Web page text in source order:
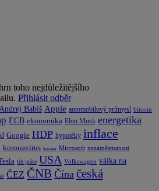
toho nejdůležitějšího
Přihlásit odběr
Babiš Apple automobilový průmysl bitcoin
ECB ekonomika Elon Musk energetika
Google HDP hypotéky inflace
koronavirus koruna Microsoft nezaměstnanost
trh práce USA Volkswagen válka na
ČEZ ČNB Čína česká